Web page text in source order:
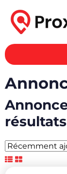
résultats